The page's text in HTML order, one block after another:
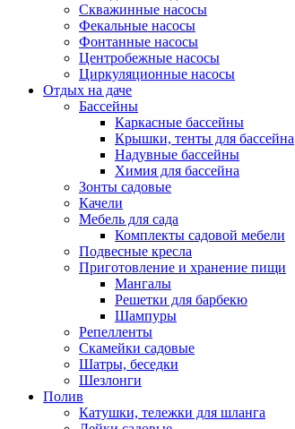
Скважинные насосы
Фекальные насосы
Фонтанные насосы
Центробежные насосы
Циркуляционные насосы
Отдых на даче
Бассейны
Каркасные бассейны
Крышки, тенты для бассейна
Надувные бассейны
Химия для бассейна
Зонты садовые
Качели
Мебель для сада
Комплекты садовой мебели
Подвесные кресла
Приготовление и хранение пищи
Мангалы
Решетки для барбекю
Шампуры
Репелленты
Скамейки садовые
Шатры, беседки
Шезлонги
Полив
Катушки, тележки для шланга